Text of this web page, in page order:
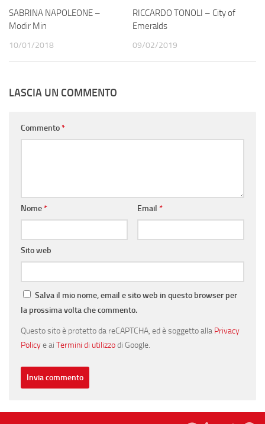
SABRINA NAPOLEONE –
Modir Min
10/01/2018
RICCARDO TONOLI – City of
Emeralds
09/02/2019
LASCIA UN COMMENTO
Commento*
Nome* Email *
Sito web
Salva il mio nome, email e sito web in questo browser per
la prossima volta che commento.
Questo sito è protetto da reCAPTCHA, ed è soggetto alla Privacy
Policye ai Termini di utilizzodi Google.